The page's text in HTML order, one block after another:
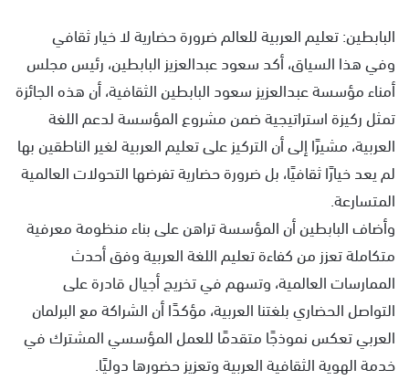
البابطين: تعليم العربية للعالم ضرورة حضارية لا خيار ثقافي
وفي هذا السياق، أكد سعود عبدالعزيز البابطين، رئيس مجلس
أمناء مؤسسة عبدالعزيز سعود البابطين الثقافية، أن هذه الجائزة
تمثل ركيزة استراتيجية ضمن مشروع المؤسسة لدعم اللغة
العربية، مشيرًا إلى أن التركيز على تعليم العربية لغير الناطقين بها
لم يعد خيارًا ثقافيًا، بل ضرورة حضارية تفرضها التحولات العالمية
المتسارعة.
وأضاف البابطين أن المؤسسة تراهن على بناء منظومة معرفية
متكاملة تعزز من كفاءة تعليم اللغة العربية وفق أحدث
الممارسات العالمية، وتسهم في تخريج أجيال قادرة على
التواصل الحضاري بلغتنا العربية، مؤكدًا أن الشراكة مع البرلمان
العربي تعكس نموذجًا متقدمًا للعمل المؤسسي المشترك في
خدمة الهوية الثقافية العربية وتعزيز حضورها دوليًا.